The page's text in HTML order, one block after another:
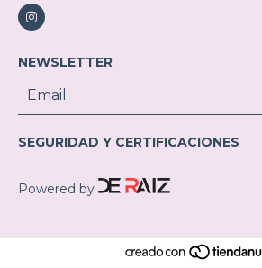
NEWSLETTER
SEGURIDAD Y CERTIFICACIONES
Powered by